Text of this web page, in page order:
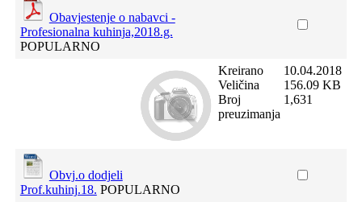
Obavjestenje o nabavci -
Profesionalna kuhinja,2018.g.
POPULARNO
Kreirano
Veličina
Broj
preuzimanja
10.04.2018
156.09 KB
1,631
Obvj.o dodjeli
Prof.kuhinj.18. POPULARNO